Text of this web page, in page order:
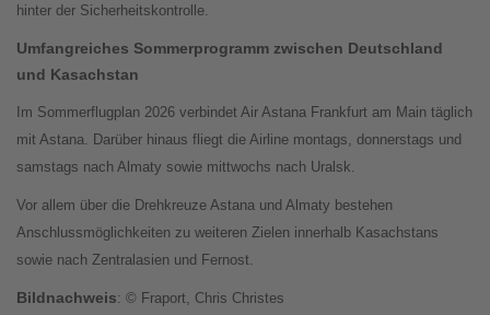
hinter der Sicherheitskontrolle.
Umfangreiches Sommerprogramm zwischen Deutschland
und Kasachstan
Im Sommerflugplan 2026 verbindet Air Astana Frankfurt am Main täglich
mit Astana. Darüber hinaus fliegt die Airline montags, donnerstags und
samstags nach Almaty sowie mittwochs nach Uralsk.
Vor allem über die Drehkreuze Astana und Almaty bestehen
Anschlussmöglichkeiten zu weiteren Zielen innerhalb Kasachstans
sowie nach Zentralasien und Fernost.
Bildnachweis: © Fraport, Chris Christes